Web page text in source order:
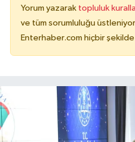
Yorum yazarak topluluk
ve tüm sorumluluğu
Enterhaber.com hiçbir